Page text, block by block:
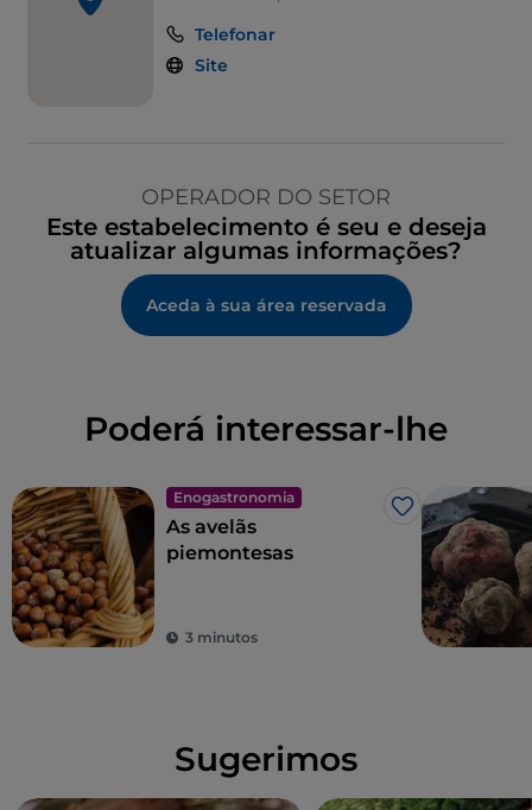
Telefonar
Site
OPERADOR DO SETOR
Este estabelecimento é seu e deseja
atualizar algumas informações?
Aceda à sua área reservada
Poderá interessar-lhe
Enogastronomia
Gosto
As avelãs
piemontesas
3 minutos
Sugerimos